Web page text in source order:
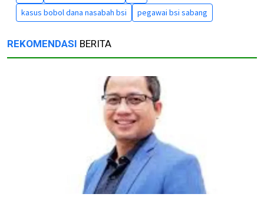
kasus bobol dana nasabah bsi
pegawai bsi sabang
REKOMENDASI BERITA